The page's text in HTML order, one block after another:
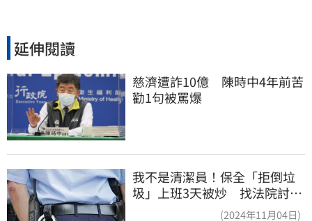
延伸閱讀
慈濟遭詐10億　陳時中4年前苦
勸1句被罵爆
我不是清潔員！保全「拒倒垃
圾」上班3天被炒 找法院討公
(2024年11月04日)